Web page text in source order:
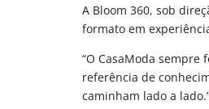
A Bloom 360, sob
formato em
“O CasaModa
referência de
caminham lado a